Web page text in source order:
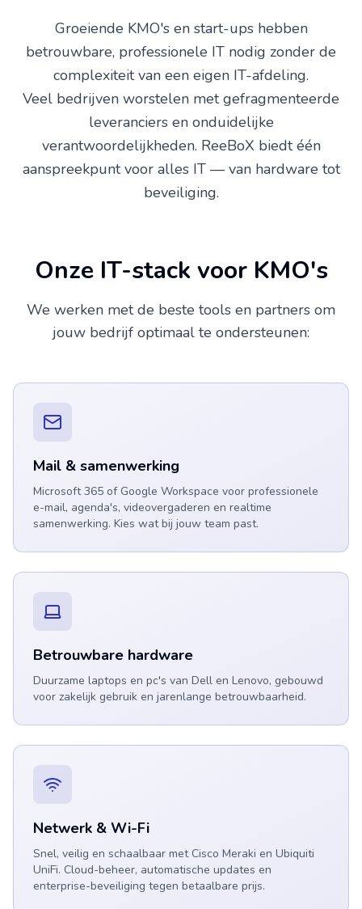
Groeiende KMO's en start-ups hebben
betrouwbare, professionele IT nodig zonder de
complexiteit van een eigen IT-afdeling.
Veel bedrijven worstelen met gefragmenteerde
leveranciers en onduidelijke
verantwoordelijkheden. ReeBoX biedt één
aanspreekpunt voor alles IT — van hardware tot
beveiliging.
Onze IT-stack voor KMO's
We werken met de beste tools en partners om
jouw bedrijf optimaal te ondersteunen:
Mail & samenwerking
Microsoft 365 of Google Workspace voor professionele
e-mail, agenda's, videovergaderen en realtime
samenwerking. Kies wat bij jouw team past.
Betrouwbare hardware
Duurzame laptops en pc's van Dell en Lenovo, gebouwd
voor zakelijk gebruik en jarenlange betrouwbaarheid.
Netwerk & Wi-Fi
Snel, veilig en schaalbaar met Cisco Meraki en Ubiquiti
UniFi. Cloud-beheer, automatische updates en
enterprise-beveiliging tegen betaalbare prijs.